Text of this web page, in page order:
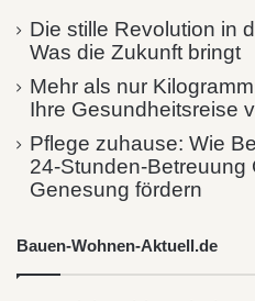
Die stille Revolution in
Was die Zukunft bringt
Mehr als nur
Ihre Gesundheitsreise
Pflege zuhause: Wie
24-Stunden-Betreuung
Genesung fördern
Bauen-Wohnen-Aktuell.de